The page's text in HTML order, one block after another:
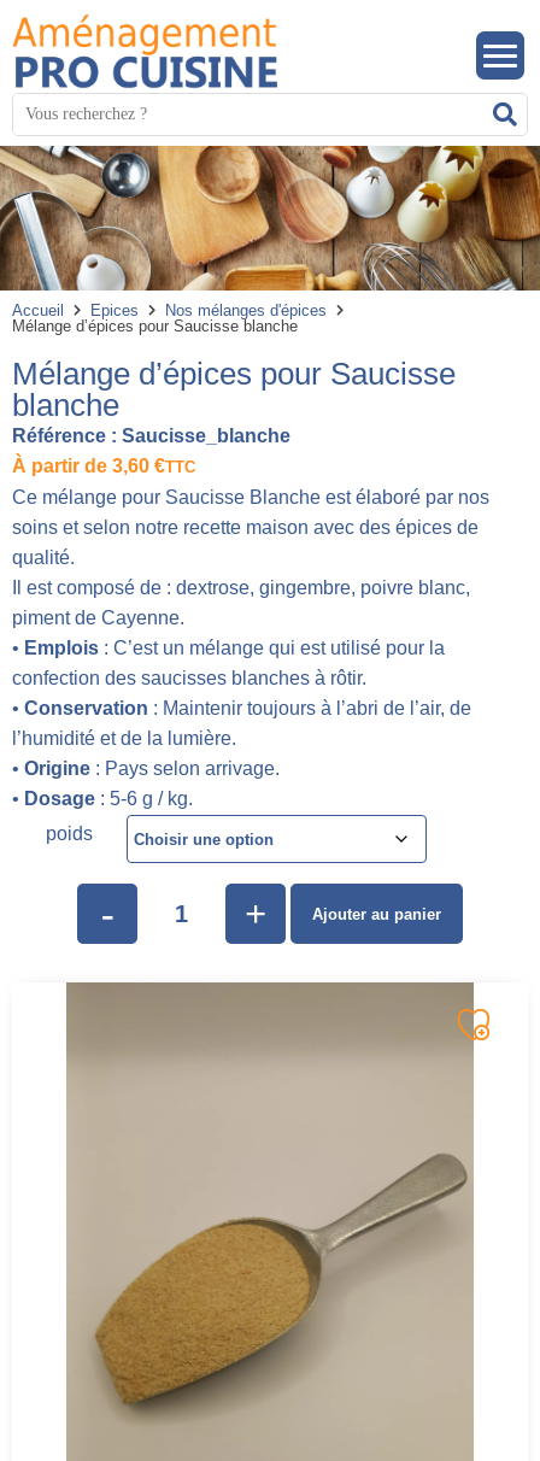
Mots
clés
:
Accueil Epices
Nos mélanges d'épices
Mélange d’épices pour Saucisse blanche
Mélange d’épices pour Saucisse
blanche
Référence : Saucisse_blanche
À partir de 3,60 €TTC
Ce mélange pour Saucisse Blanche est élaboré par nos
soins et selon notre recette maison avec des épices de
qualité.
Il est composé de : dextrose, gingembre, poivre blanc,
piment de Cayenne.
• Emplois : C’est un mélange qui est utilisé pour la
confection des saucisses blanches à rôtir.
• Conservation : Maintenir toujours à l’abri de l’air, de
l’humidité et de la lumière.
• Origine : Pays selon arrivage.
• Dosage : 5-6 g / kg.
poids
- + Ajouter au panier
Panneau de gestion des cookies